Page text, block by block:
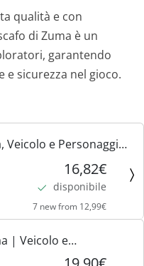
qualità e con
di Zuma è un
garantendo
sicurezza nel gioco.
Veicolo e Personaggio
16,82€
disponibile
7 new from 12,99€
| Veicolo e
dai 3 Anni in su